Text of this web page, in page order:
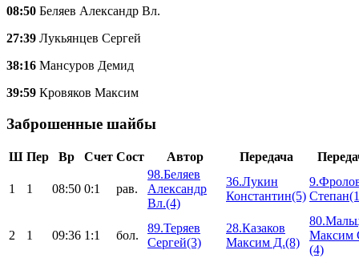
08:50 Беляев Александр Вл.
27:39 Лукьянцев Сергей
38:16 Мансуров Демид
39:59 Кровяков Максим
Заброшенные шайбы
Ш Пер Вр Счет Сост Автор Передача
1 1 08:50 0:1 рав.
98.Беляев
Александр
Вл.(4)
36.Лукин
Константин(5)
2 1 09:36 1:1 бол.
89.Теряев
Сергей(3)
28.Казаков
Максим Д.(8)
Максим
(4)